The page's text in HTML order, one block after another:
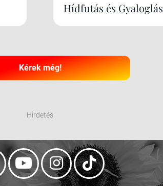
Hídfutás és Gyaloglás
Kérek még!
Hirdetés